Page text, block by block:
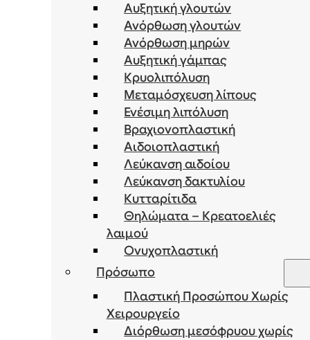
Αυξητική γλουτών
Ανόρθωση γλουτών
Ανόρθωση μηρών
Αυξητική γάμπας
Κρυολιπόλυση
Μεταμόσχευση λίπους
Ενέσιμη λιπόλυση
Bραχιονοπλαστική
Αιδοιοπλαστική
Λεύκανση αιδοίου
Λεύκανση δακτυλίου
Κυτταρίτιδα
Θηλώματα – Κρεατοελιές
λαιμού
Ονυχοπλαστική
Πρόσωπο
Πλαστική Προσώπου Χωρίς
Χειρουργείο
Διόρθωση μεσόφρυου χωρίς